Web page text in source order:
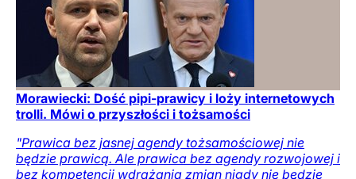
Morawiecki: Dość pipi-prawicy i loży internetowych
trolli. Mówi o przyszłości i tożsamości
"Prawica bez jasnej agendy tożsamościowej nie
będzie prawicą. Ale prawica bez agendy rozwojowej i
bez kompetencji wdrażania zmian nigdy nie będzie